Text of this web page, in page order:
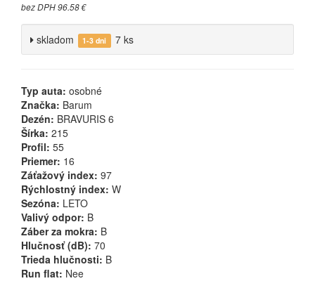
bez DPH 96.58 €
skladom 1-3 dni 7 ks
Typ auta: osobné
Značka: Barum
Dezén: BRAVURIS 6
Šírka: 215
Profil: 55
Priemer: 16
Záťažový index: 97
Rýchlostný index: W
Sezóna: LETO
Valivý odpor: B
Záber za mokra: B
Hlučnosť (dB): 70
Trieda hlučnosti: B
Run flat: Nee